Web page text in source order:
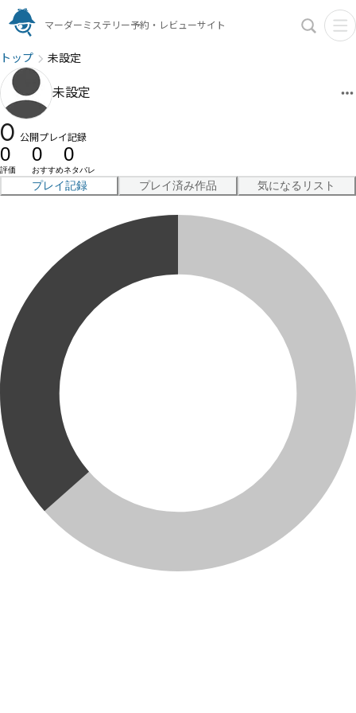
マーダーミステリー予約・レビューサイト
トップ 未設定
未設定
0 公開プレイ記録
0
評価
0
おすすめ
0
ネタバレ
プレイ記録 プレイ済み作品 気になるリスト